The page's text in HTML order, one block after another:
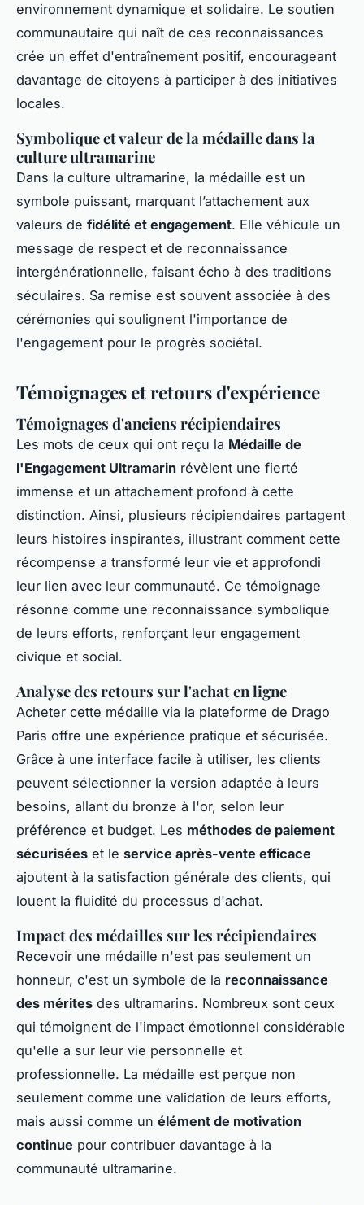
environnement dynamique et solidaire. Le soutien
communautaire qui naît de ces reconnaissances
crée un effet d'entraînement positif, encourageant
davantage de citoyens à participer à des initiatives
locales.
Symbolique et valeur de la médaille dans la
culture ultramarine
Dans la culture ultramarine, la médaille est un
symbole puissant, marquant l’attachement aux
valeurs de fidélité et engagement. Elle véhicule un
message de respect et de reconnaissance
intergénérationnelle, faisant écho à des traditions
séculaires. Sa remise est souvent associée à des
cérémonies qui soulignent l'importance de
l'engagement pour le progrès sociétal.
Témoignages et retours d'expérience
Témoignages d'anciens récipiendaires
Les mots de ceux qui ont reçu la Médaille de
l'Engagement Ultramarin révèlent une fierté
immense et un attachement profond à cette
distinction. Ainsi, plusieurs récipiendaires partagent
leurs histoires inspirantes, illustrant comment cette
récompense a transformé leur vie et approfondi
leur lien avec leur communauté. Ce témoignage
résonne comme une reconnaissance symbolique
de leurs efforts, renforçant leur engagement
civique et social.
Analyse des retours sur l'achat en ligne
Acheter cette médaille via la plateforme de Drago
Paris offre une expérience pratique et sécurisée.
Grâce à une interface facile à utiliser, les clients
peuvent sélectionner la version adaptée à leurs
besoins, allant du bronze à l'or, selon leur
préférence et budget. Les méthodes de paiement
sécurisées et le service après-vente efficace
ajoutent à la satisfaction générale des clients, qui
louent la fluidité du processus d'achat.
Impact des médailles sur les récipiendaires
Recevoir une médaille n'est pas seulement un
honneur, c'est un symbole de la reconnaissance
des mérites des ultramarins. Nombreux sont ceux
qui témoignent de l'impact émotionnel considérable
qu'elle a sur leur vie personnelle et
professionnelle. La médaille est perçue non
seulement comme une validation de leurs efforts,
mais aussi comme un élément de motivation
continue pour contribuer davantage à la
communauté ultramarine.